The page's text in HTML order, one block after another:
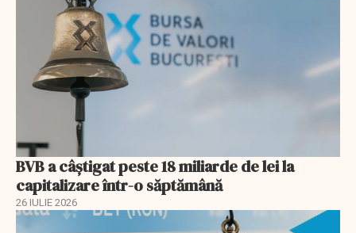
BVB a câștigat peste 18 miliarde de lei la
capitalizare într-o săptămână
26 IULIE 2026